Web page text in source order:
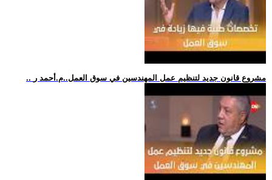
.. مشروع قانون جديد لتنظيم عمل المهندسين في سوق العمل..م.أحمد ر